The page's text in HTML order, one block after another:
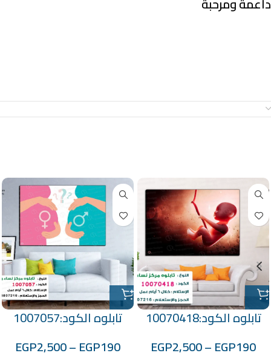
تابلوه الكود:10070418
EGP190
–
EGP2,500
تابلوه الكود:1007057
EGP190
–
EGP2,500